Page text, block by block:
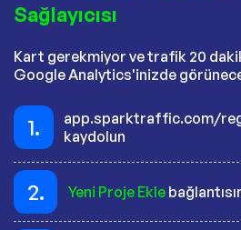
Sağlayıcısı
Kart gerekmiyor ve trafik 20
Google Analytics'inizde
1.
app.sparktraffic.com/
kaydolun
2. Yeni Proje Ekle